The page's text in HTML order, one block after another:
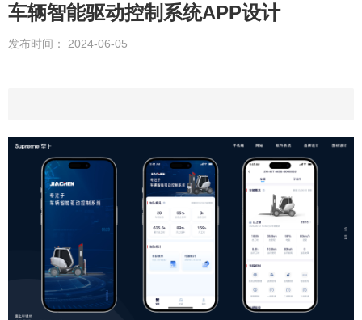
车辆智能驱动控制系统APP设计
发布时间： 2024-06-05